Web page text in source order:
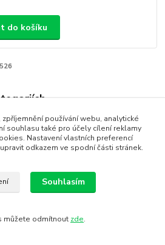
do košíku
administrace - MEDIASYS
používání webu, analytické
souhlasu také pro účely cílení reklamy
Nastavení vlastních preferencí
odkazem ve spodní části stránek.
Souhlasím
můžete odmítnout zde.